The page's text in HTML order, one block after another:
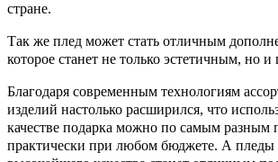
стране.
Так же плед может стать отличным
которое станет не только эстетичным, но
Благодаря современным технологиям
изделий настолько расширился, что
качестве подарка можно по самым разным
практически при любом бюджете. А пледы